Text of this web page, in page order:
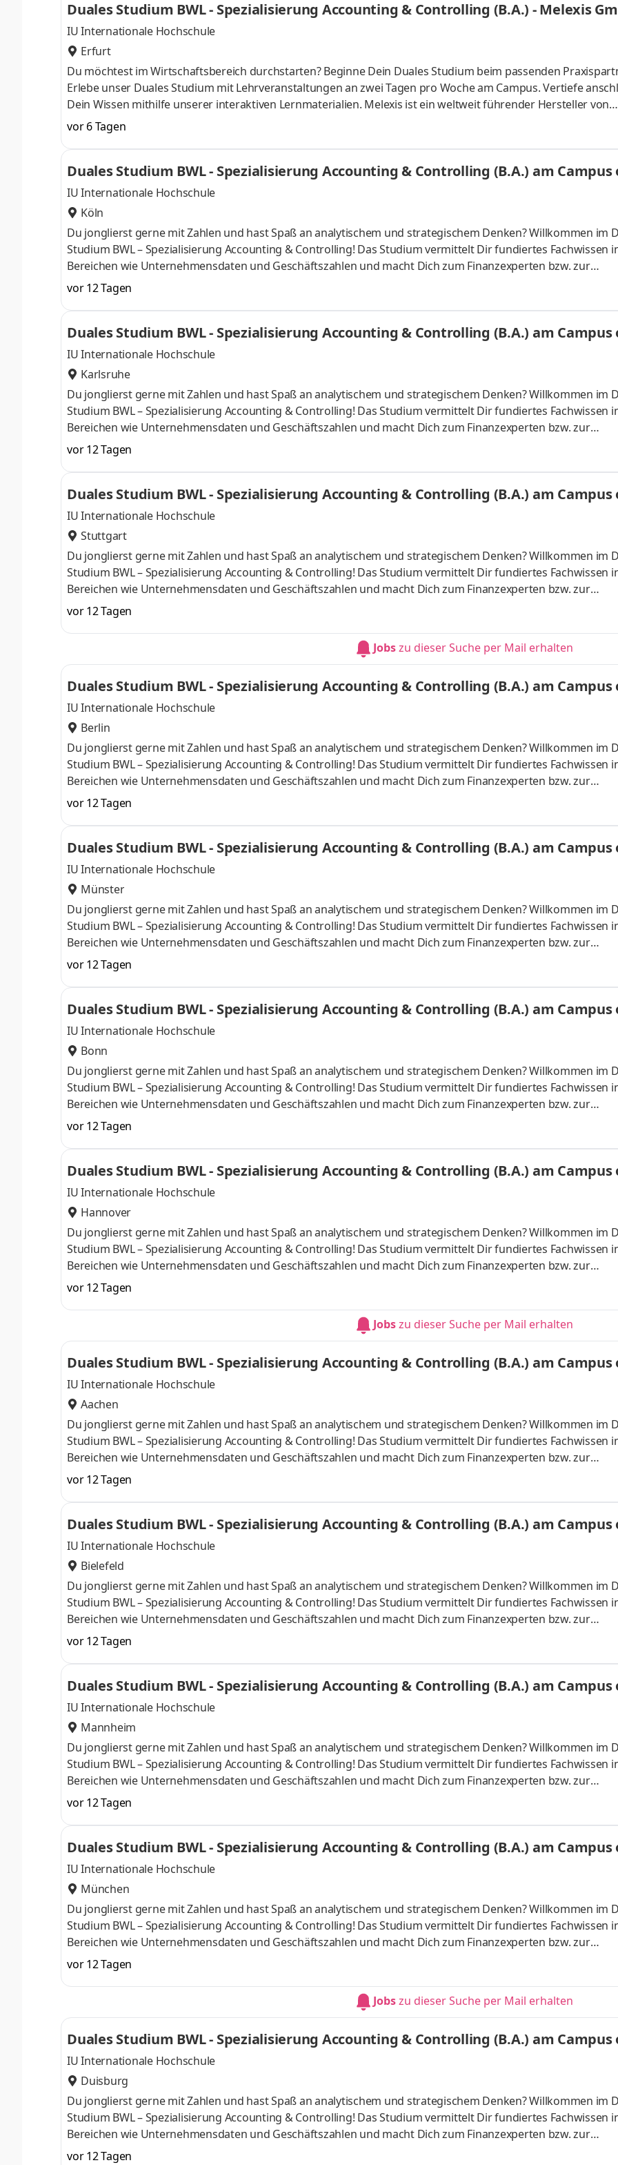
Duales Studium BWL - Spezialisierung Accounting & Controlling (B.A.) - Melexis
IU Internationale Hochschule
Erfurt
Du möchtest im Wirtschaftsbereich durchstarten? Beginne Dein Duales Studium beim passenden
Erlebe unser Duales Studium mit Lehrveranstaltungen an zwei Tagen pro Woche am Campus. Vertiefe
Dein Wissen mithilfe unserer interaktiven Lernmaterialien. Melexis ist ein weltweit führender Hersteller von
Halbleitersensoren für die Automobilindustrie. Heute enthält jeder produzierte Neuwagen im Durchschnitt 18
Melexis-Chips. Melexis nutzt sein Know-how aus der Entwicklung von ICs für die Automobilindustrie
Anforderungen an Sensoren und Treiber-ICs im Bereich intelligenter Geräte, Home-Automation sowie
und medizintechnischer Anwendungen zu erf
vor 6 Tagen
Duales Studium BWL - Spezialisierung Accounting & Controlling (B.A.) am
IU Internationale Hochschule
Köln
Du jonglierst gerne mit Zahlen und hast Spaß an analytischem und strategischem Denken? Willkommen im
Studium BWL – Spezialisierung Accounting & Controlling! Das Studium vermittelt Dir fundiertes Fachwissen
Bereichen wie Unternehmensdaten und Geschäftszahlen und macht Dich zum Finanzexperten bzw. zur
Finanzexpertin. Du kannst im April oder im Oktober starten – direkt am Campus vor Ort oder ganz flexibel
Deine Praxisphasen absolvierst Du bei einem Unternehmen in Deiner Nähe. Aufgaben Du kannst Dein
Numerus clausus oder Aufnahmeprüfung startenDu absolvierst ein staatlich anerkanntes Bachelorstudium
praxisnahen InhaltenDeine Studienberatung, Study Guides und
vor 12 Tagen
Duales Studium BWL - Spezialisierung Accounting & Controlling (B.A.) am
IU Internationale Hochschule
Karlsruhe
Du jonglierst gerne mit Zahlen und hast Spaß an analytischem und strategischem Denken? Willkommen im
Studium BWL – Spezialisierung Accounting & Controlling! Das Studium vermittelt Dir fundiertes Fachwissen
Bereichen wie Unternehmensdaten und Geschäftszahlen und macht Dich zum Finanzexperten bzw. zur
Finanzexpertin. Du kannst im April oder im Oktober starten – direkt am Campus vor Ort oder ganz flexibel
Deine Praxisphasen absolvierst Du bei einem Unternehmen in Deiner Nähe. Aufgaben Du kannst Dein
Numerus clausus oder Aufnahmeprüfung startenDu absolvierst ein staatlich anerkanntes Bachelorstudium
praxisnahen InhaltenDeine Studienberatung, Study Guides und
vor 12 Tagen
Duales Studium BWL - Spezialisierung Accounting & Controlling (B.A.) am
IU Internationale Hochschule
Stuttgart
Du jonglierst gerne mit Zahlen und hast Spaß an analytischem und strategischem Denken? Willkommen im
Studium BWL – Spezialisierung Accounting & Controlling! Das Studium vermittelt Dir fundiertes Fachwissen
Bereichen wie Unternehmensdaten und Geschäftszahlen und macht Dich zum Finanzexperten bzw. zur
Finanzexpertin. Du kannst im April oder im Oktober starten – direkt am Campus vor Ort oder ganz flexibel
Deine Praxisphasen absolvierst Du bei einem Unternehmen in Deiner Nähe. Aufgaben Du kannst Dein
Numerus clausus oder Aufnahmeprüfung startenDu absolvierst ein staatlich anerkanntes Bachelorstudium
praxisnahen InhaltenDeine Studienberatung, Study Guides und
vor 12 Tagen
Jobszu dieser Suche per Mail erhalten
Duales Studium BWL - Spezialisierung Accounting & Controlling (B.A.) am
IU Internationale Hochschule
Berlin
Du jonglierst gerne mit Zahlen und hast Spaß an analytischem und strategischem Denken? Willkommen im
Studium BWL – Spezialisierung Accounting & Controlling! Das Studium vermittelt Dir fundiertes Fachwissen
Bereichen wie Unternehmensdaten und Geschäftszahlen und macht Dich zum Finanzexperten bzw. zur
Finanzexpertin. Du kannst im April oder im Oktober starten – direkt am Campus vor Ort oder ganz flexibel
Deine Praxisphasen absolvierst Du bei einem Unternehmen in Deiner Nähe. Aufgaben Du kannst Dein
Numerus clausus oder Aufnahmeprüfung startenDu absolvierst ein staatlich anerkanntes Bachelorstudium
praxisnahen InhaltenDeine Studienberatung, Study Guides und
vor 12 Tagen
Duales Studium BWL - Spezialisierung Accounting & Controlling (B.A.) am
IU Internationale Hochschule
Münster
Du jonglierst gerne mit Zahlen und hast Spaß an analytischem und strategischem Denken? Willkommen im
Studium BWL – Spezialisierung Accounting & Controlling! Das Studium vermittelt Dir fundiertes Fachwissen
Bereichen wie Unternehmensdaten und Geschäftszahlen und macht Dich zum Finanzexperten bzw. zur
Finanzexpertin. Du kannst im April oder im Oktober starten – direkt am Campus vor Ort oder ganz flexibel
Deine Praxisphasen absolvierst Du bei einem Unternehmen in Deiner Nähe. Aufgaben Du kannst Dein
Numerus clausus oder Aufnahmeprüfung startenDu absolvierst ein staatlich anerkanntes Bachelorstudium
praxisnahen InhaltenDeine Studienberatung, Study Guides und
vor 12 Tagen
Duales Studium BWL - Spezialisierung Accounting & Controlling (B.A.) am
IU Internationale Hochschule
Bonn
Du jonglierst gerne mit Zahlen und hast Spaß an analytischem und strategischem Denken? Willkommen im
Studium BWL – Spezialisierung Accounting & Controlling! Das Studium vermittelt Dir fundiertes Fachwissen
Bereichen wie Unternehmensdaten und Geschäftszahlen und macht Dich zum Finanzexperten bzw. zur
Finanzexpertin. Du kannst im April oder im Oktober starten – direkt am Campus vor Ort oder ganz flexibel
Deine Praxisphasen absolvierst Du bei einem Unternehmen in Deiner Nähe. Aufgaben Du kannst Dein
Numerus clausus oder Aufnahmeprüfung startenDu absolvierst ein staatlich anerkanntes Bachelorstudium
praxisnahen InhaltenDeine Studienberatung, Study Guides und
vor 12 Tagen
Duales Studium BWL - Spezialisierung Accounting & Controlling (B.A.) am
IU Internationale Hochschule
Hannover
Du jonglierst gerne mit Zahlen und hast Spaß an analytischem und strategischem Denken? Willkommen im
Studium BWL – Spezialisierung Accounting & Controlling! Das Studium vermittelt Dir fundiertes Fachwissen
Bereichen wie Unternehmensdaten und Geschäftszahlen und macht Dich zum Finanzexperten bzw. zur
Finanzexpertin. Du kannst im April oder im Oktober starten – direkt am Campus vor Ort oder ganz flexibel
Deine Praxisphasen absolvierst Du bei einem Unternehmen in Deiner Nähe. Aufgaben Du kannst Dein
Numerus clausus oder Aufnahmeprüfung startenDu absolvierst ein staatlich anerkanntes Bachelorstudium
praxisnahen InhaltenDeine Studienberatung, Study Guides und
vor 12 Tagen
Jobszu dieser Suche per Mail erhalten
Duales Studium BWL - Spezialisierung Accounting & Controlling (B.A.) am
IU Internationale Hochschule
Aachen
Du jonglierst gerne mit Zahlen und hast Spaß an analytischem und strategischem Denken? Willkommen im
Studium BWL – Spezialisierung Accounting & Controlling! Das Studium vermittelt Dir fundiertes Fachwissen
Bereichen wie Unternehmensdaten und Geschäftszahlen und macht Dich zum Finanzexperten bzw. zur
Finanzexpertin. Du kannst im April oder im Oktober starten – direkt am Campus vor Ort oder ganz flexibel
Deine Praxisphasen absolvierst Du bei einem Unternehmen in Deiner Nähe. Aufgaben Du kannst Dein
Numerus clausus oder Aufnahmeprüfung startenDu absolvierst ein staatlich anerkanntes Bachelorstudium
praxisnahen InhaltenDeine Studienberatung, Study Guides und
vor 12 Tagen
Duales Studium BWL - Spezialisierung Accounting & Controlling (B.A.) am
IU Internationale Hochschule
Bielefeld
Du jonglierst gerne mit Zahlen und hast Spaß an analytischem und strategischem Denken? Willkommen im
Studium BWL – Spezialisierung Accounting & Controlling! Das Studium vermittelt Dir fundiertes Fachwissen
Bereichen wie Unternehmensdaten und Geschäftszahlen und macht Dich zum Finanzexperten bzw. zur
Finanzexpertin. Du kannst im April oder im Oktober starten – direkt am Campus vor Ort oder ganz flexibel
Deine Praxisphasen absolvierst Du bei einem Unternehmen in Deiner Nähe. Aufgaben Du kannst Dein
Numerus clausus oder Aufnahmeprüfung startenDu absolvierst ein staatlich anerkanntes Bachelorstudium
praxisnahen InhaltenDeine Studienberatung, Study Guides und
vor 12 Tagen
Duales Studium BWL - Spezialisierung Accounting & Controlling (B.A.) am
IU Internationale Hochschule
Mannheim
Du jonglierst gerne mit Zahlen und hast Spaß an analytischem und strategischem Denken? Willkommen im
Studium BWL – Spezialisierung Accounting & Controlling! Das Studium vermittelt Dir fundiertes Fachwissen
Bereichen wie Unternehmensdaten und Geschäftszahlen und macht Dich zum Finanzexperten bzw. zur
Finanzexpertin. Du kannst im April oder im Oktober starten – direkt am Campus vor Ort oder ganz flexibel
Deine Praxisphasen absolvierst Du bei einem Unternehmen in Deiner Nähe. Aufgaben Du kannst Dein
Numerus clausus oder Aufnahmeprüfung startenDu absolvierst ein staatlich anerkanntes Bachelorstudium
praxisnahen InhaltenDeine Studienberatung, Study Guides und
vor 12 Tagen
Duales Studium BWL - Spezialisierung Accounting & Controlling (B.A.) am
IU Internationale Hochschule
München
Du jonglierst gerne mit Zahlen und hast Spaß an analytischem und strategischem Denken? Willkommen im
Studium BWL – Spezialisierung Accounting & Controlling! Das Studium vermittelt Dir fundiertes Fachwissen
Bereichen wie Unternehmensdaten und Geschäftszahlen und macht Dich zum Finanzexperten bzw. zur
Finanzexpertin. Du kannst im April oder im Oktober starten – direkt am Campus vor Ort oder ganz flexibel
Deine Praxisphasen absolvierst Du bei einem Unternehmen in Deiner Nähe. Aufgaben Du kannst Dein
Numerus clausus oder Aufnahmeprüfung startenDu absolvierst ein staatlich anerkanntes Bachelorstudium
praxisnahen InhaltenDeine Studienberatung, Study Guides und
vor 12 Tagen
Jobszu dieser Suche per Mail erhalten
Duales Studium BWL - Spezialisierung Accounting & Controlling (B.A.) am
IU Internationale Hochschule
Duisburg
Du jonglierst gerne mit Zahlen und hast Spaß an analytischem und strategischem Denken? Willkommen im
Studium BWL – Spezialisierung Accounting & Controlling! Das Studium vermittelt Dir fundiertes Fachwissen
Bereichen wie Unternehmensdaten und Geschäftszahlen und macht Dich zum Finanzexperten bzw. zur
Finanzexpertin. Du kannst im April oder im Oktober starten – direkt am Campus vor Ort oder ganz flexibel
vor 12 Tagen